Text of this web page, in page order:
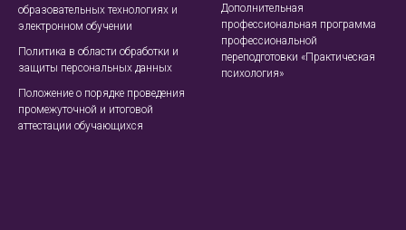
образовательных технологиях и
электронном обучении
Политика в области обработки и
защиты персональных данных
Положение о порядке проведения
промежуточной и итоговой
аттестации обучающихся
Дополнительная
профессиональная программа
профессиональной
переподготовки «Практическая
психология»